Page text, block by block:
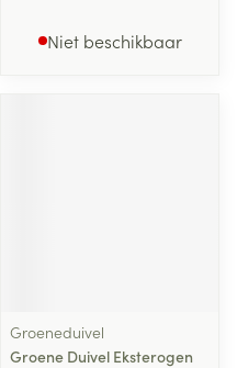
Niet beschikbaar
Groeneduivel
Groene Duivel Eksterogen